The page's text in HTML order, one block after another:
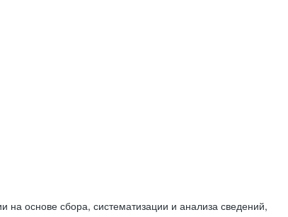
основе сбора, систематизации и анализа сведений,